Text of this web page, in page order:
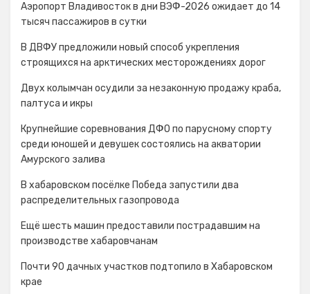
Аэропорт Владивосток в дни ВЭФ-2026 ожидает до 14
тысяч пассажиров в сутки
В ДВФУ предложили новый способ укрепления
строящихся на арктических месторождениях дорог
Двух колымчан осудили за незаконную продажу краба,
палтуса и икры
Крупнейшие соревнования ДФО по парусному спорту
среди юношей и девушек состоялись на акватории
Амурского залива
В хабаровском посёлке Победа запустили два
распределительных газопровода
Ещё шесть машин предоставили пострадавшим на
производстве хабаровчанам
Почти 90 дачных участков подтопило в Хабаровском
крае